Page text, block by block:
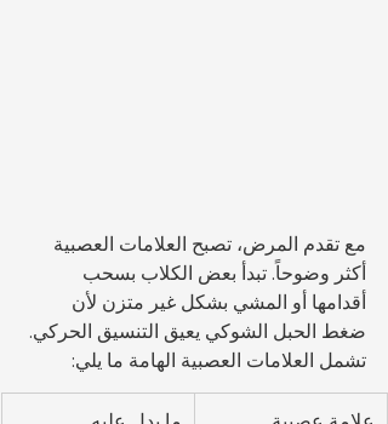
مع تقدم المرض، تصبح العلامات العصبية
أكثر وضوحاً. تبدأ بعض الكلاب بسحب
أقدامها أو المشي بشكل غير متزن لأن
ضغط الحبل الشوكي يعيق التنسيق الحركي.
تشمل العلامات العصبية الهامة ما يلي: